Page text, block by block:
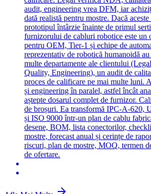
audit, engineering vrea DFM, iar
dată realistă pentru mostre. Dacă
prototipul întârzie înainte de primul
furnizorului de cabluri robotice este un
pentru OEM, Tier-1 și echipe de
reprezentativ de robotică humanoidă
multe departamente ale clientului
Quality, Engineering), un audit de
proces de calificare pe mai multe luni.
și engineering în paralel, astfel încât
aștepte dosarul complet de furnizor.
de broșuri. Ea transformă IPC-A-620,
și ISO 9000 într-un plan de cablu
desene, BOM, lista conectorilor,
mostre, forecast anual și cerințe de
riscuri, plan de mostre, MOQ, termen
de ofertare.